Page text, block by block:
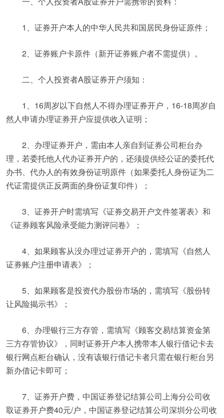
1、证券开户本人的中华人民共和国居民身份证原件；
2、证券账户卡原件（新开证券账户者不需提供）。
二、个人投资者A股证券开户须知：
1、16周岁以下自然人不得办理证券开户，16-18周岁自
然人申请办理证券开户应提供收入证明；
2、办理证券开户，需由本人亲自到证券公司柜台办
理，若委托他人代办证券开户的，还须提供经公证的委托代
办书、代办人的有效身份证明原件（如果委托人身份证为二
代证需提供正反两面的身份证复印件）；
3、证券开户时需填写《证券交易开户文件签署表》和
《证券顾客风险承受能力测评问卷》；
4、如果顾客从没办理过证券开户的，需填写《自然人
证券账户注册申请表》；
5、如果顾客是投资代办股份市场的，需填写《股份转
让风险揭示书》；
6、办理银行三方存管，需填写《顾客交易结算资金第
三方存管协议》，同时证券开户本人携带本人银行借记卡去
银行网点柜台确认，没有该银行借记卡者只需在银行柜台另
新办借记卡即可；
7、证券开户费，中国证券登记结算公司上海分公司收
取证券开户费40元/户，中国证券登记结算公司深圳分公司收